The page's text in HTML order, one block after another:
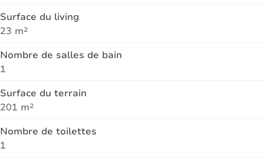
Surface du living
23 m²
Nombre de salles de bain
1
Surface du terrain
201 m²
Nombre de toilettes
1